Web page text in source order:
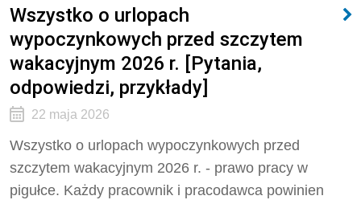
Wszystko o urlopach
wypoczynkowych przed szczytem
wakacyjnym 2026 r. [Pytania,
odpowiedzi, przykłady]
22 maja 2026
Wszystko o urlopach wypoczynkowych przed
szczytem wakacyjnym 2026 r. - prawo pracy w
pigułce. Każdy pracownik i pracodawca powinien